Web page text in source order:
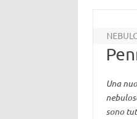
Una
sono